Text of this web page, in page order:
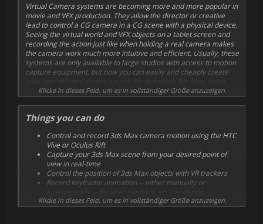
Virtual Camera systems are becoming more and more popular in
movie and VFX production. They allow the director or creative
lead to control a CG camera in a CG scene with a physical device.
Seeing the virtual world and VFX objects on a tablet screen and
recording the action just like when holding a real camera makes
the camera work much more intuitive and efficient. Usually, these
systems are only available to large studios with access to motion
capture equipment, but now you can easily and cheaply create
your own Virtual Camera system for Autodesk 3ds Max, using
either an HTC Vive or Oculus Rift.
Klicke in dieses Feld, um es in vollständiger Größe anzuzeigen.
Things you can do
Control and record 3ds Max camera motion using the HTC
Vive or Oculus Rift
Capture your 3ds Max scene from your desired point of
view in real-time
Control the position of 3ds Max objects with VR trackers
Record keyframe animation -- either manually or
Manipulate multiple objects at once to create animations
Klicke in dieses Feld, um es in vollständiger Größe anzuzeigen.